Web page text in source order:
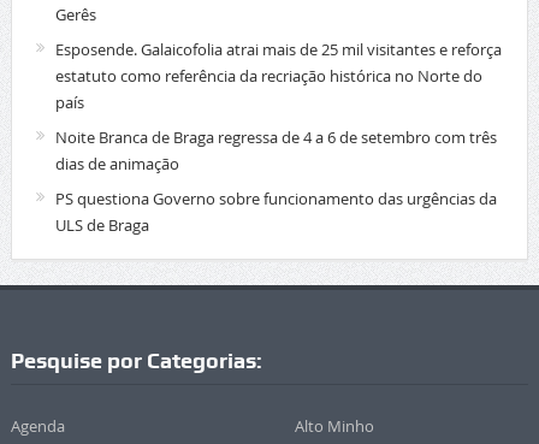
Gerês
Esposende. Galaicofolia atrai mais de 25 mil visitantes e reforça
estatuto como referência da recriação histórica no Norte do
país
Noite Branca de Braga regressa de 4 a 6 de setembro com três
dias de animação
PS questiona Governo sobre funcionamento das urgências da
ULS de Braga
Pesquise por Categorias:
Agenda Alto Minho